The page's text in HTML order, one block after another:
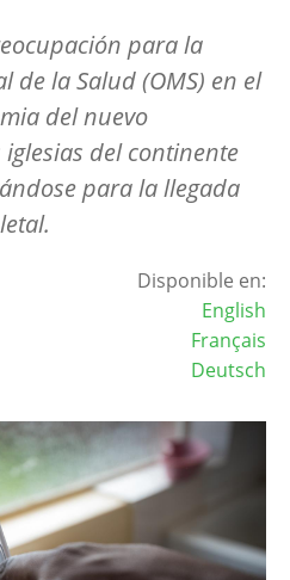
para la
de la Salud (OMS) en el
del nuevo
del continente
para la llegada
Disponible en:
English
Français
Deutsch